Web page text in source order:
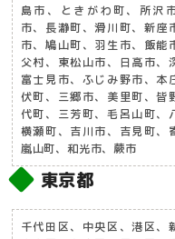
島市、ときがわ町、所沢
市、長瀞町、滑川町、新座
市、鳩山町、羽生市、飯能
父村、東松山市、日高市、
富士見市、ふじみ野市、本
伏町、三郷市、美里町、皆
代町、三芳町、毛呂山町、
横瀬町、吉川市、吉見町、
嵐山町、和光市、蕨市
東京都
千代田区、中央区、港区、